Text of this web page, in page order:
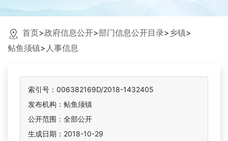
首页>政府信息公开>部门信息公开目录> 乡镇>
鲇鱼须镇> 人事信息
索引号：006382169D/2018-1432405
发布机构：鲇鱼须镇
公开范围：全部公开
生成日期：2018-10-29